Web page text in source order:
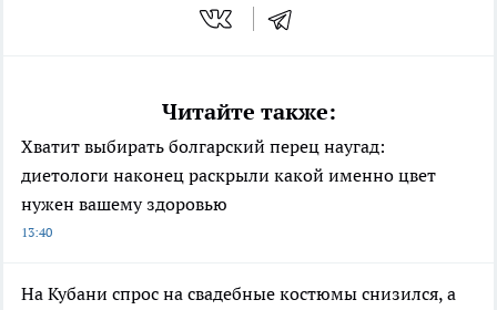
Читайте также:
Хватит выбирать болгарский перец наугад:
диетологи наконец раскрыли какой именно цвет
нужен вашему здоровью
13:40
На Кубани спрос на свадебные костюмы снизился, а